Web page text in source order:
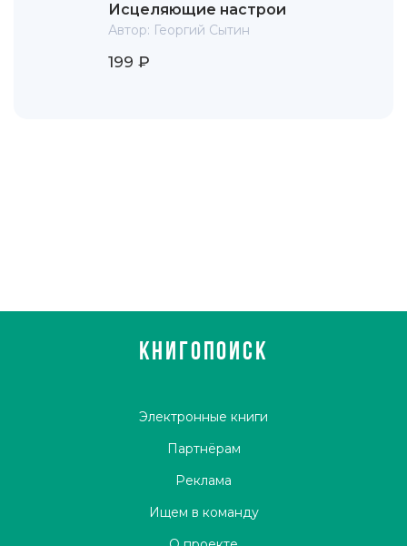
Исцеляющие настрои
Автор: Георгий Сытин
199 ₽
КНИГОПОИСК
Электронные книги
Партнёрам
Реклама
Ищем в команду